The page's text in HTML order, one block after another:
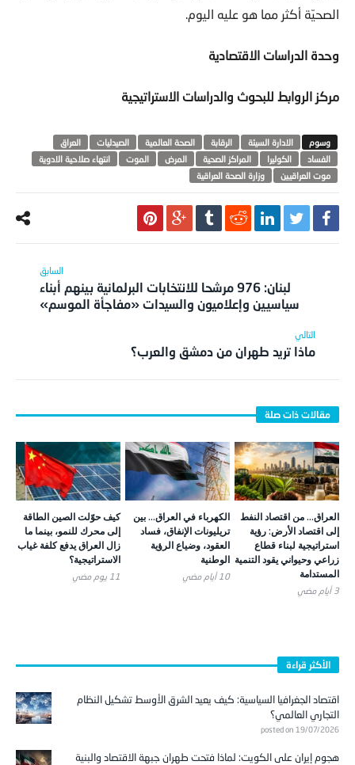
الصحيّة أكثر مما هو عليه اليوم.
وحدة الدراسات الاقتصادية
مركز الروابط للبحوث والدراسات الاستراتيجية
الادارة السيئة الرقابة الصحة العالمية الصيدليات
العراق
الفساد
الكوليرا المراكز الصحية المرض الموت
انتهاء صلاحية الادوية
موت العراقيين
وزارة الصحة العراقية
لبنان: 976 مرشحا للانتخابات البرلمانية بينهم أبناء
سياسيين وإعلاميون والسيدات «مفاجأة الموسم»
ماذا تريد طهران من دمشق والعرب؟
العراق… من اقتصاد النفط
إلى اقتصاد الأرض: رؤية
استراتيجية لبناء قطاع
زراعي وحيواني يقود التنمية
المستدامة
3 أيام ‎مضي
الكهرباء في العراق… بين
تريليونات الإنفاق، فساد
العقود، وضياع الرؤية
الوطنية
10 أيام ‎مضي
كيف حوّلت الصين الطاقة
إلى محرك للنمو، بينما ما
زال العراق يدفع كلفة غياب
الاستراتيجية؟
11 يوم ‎مضي
الأكثر قراءة
اقتصاد الجغرافيا السياسية: كيف يعيد الشرق الأوسط تشكيل النظام
التجاري العالمي؟
posted on 19/07/2026
هجوم إيران على الكويت: لماذا فتحت طهران جبهة الاقتصاد والبنية